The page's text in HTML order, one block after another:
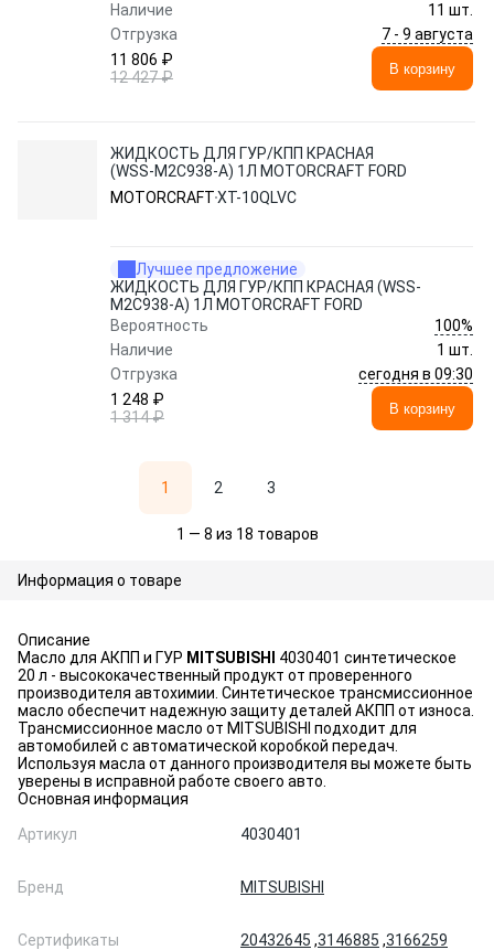
Наличие
11 шт.
Отгрузка
7 - 9 августа
11 806 ₽
12 427 ₽
В корзину
ЖИДКОСТЬ ДЛЯ ГУР/КПП КРАСНАЯ
(WSS-M2C938-A) 1Л MOTORCRAFT FORD
MOTORCRAFTXT-10QLVC
Лучшее предложение
ЖИДКОСТЬ ДЛЯ ГУР/КПП КРАСНАЯ (WSS-
M2C938-A) 1Л MOTORCRAFT FORD
Вероятность
100%
Наличие
1 шт.
Отгрузка
сегодня в 09:30
1 248 ₽
1 314 ₽
В корзину
1 2 3
1 — 8 из 18 товаров
Информация о товаре
Описание
Масло для АКПП и ГУР MITSUBISHI
4030401 синтетическое
20 л - высококачественный продукт от проверенного
производителя автохимии. Синтетическое трансмиссионное
масло обеспечит надежную защиту деталей АКПП от износа.
Трансмиссионное масло от MITSUBISHI подходит для
автомобилей с автоматической коробкой передач.
Используя масла от данного производителя вы можете быть
уверены в исправной работе своего авто.
Основная информация
Артикул
4030401
Бренд MITSUBISHI
Сертификаты 20432645 ,3146885 ,3166259